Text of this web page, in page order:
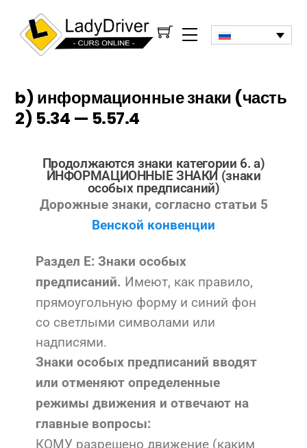
b) информационные знаки (часть
2) 5.34 — 5.57.4
Продолжаются знаки категории 6. а)
ИНФОРМАЦИОННЫЕ ЗНАКИ (знаки
особых предписаний)
Дорожные знаки, согласно статьи 5
Венской конвенции
Раздел E: Знаки особых
предписаний. Имеют, как правило,
прямоугольную форму и синий фон
со светлыми символами или
надписями.
Знаки особых предписаний вводят
или отменяют определенные
режимы движения и отвечают на
главные вопросы:
КОМУ разрешено движение (каким